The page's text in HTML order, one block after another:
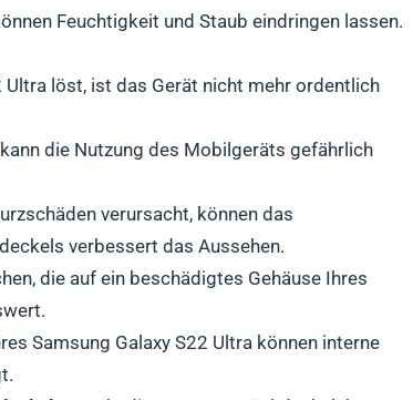
Feuchtigkeit und Staub eindringen lassen.
Ultra löst, ist das Gerät nicht mehr ordentlich
die Nutzung des Mobilgeräts gefährlich
verursacht, können das
verbessert das Aussehen.
die auf ein beschädigtes Gehäuse Ihres
Samsung Galaxy S22 Ultra können interne